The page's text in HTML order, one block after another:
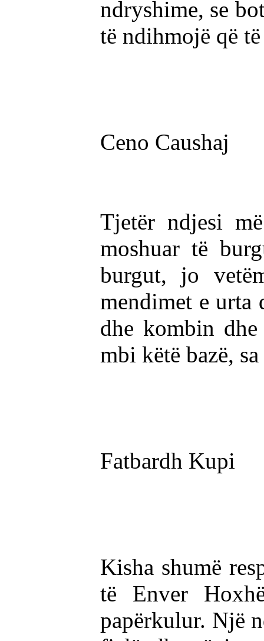
ndryshime, se
të ndihmojë që
Ceno Caushaj
Tjetër ndjesi
moshuar të
burgut, jo
mendimet e urta
dhe kombin
mbi këtë bazë,
Fatbardh Kupi
Kisha shumë
të Enver
papërkulur. Një